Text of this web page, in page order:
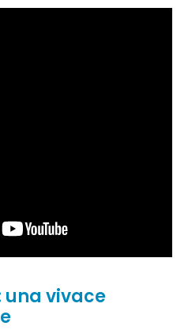
una vivace